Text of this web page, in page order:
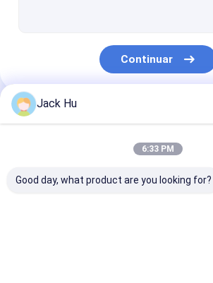
Camión de servicio de lavabo
Autobús del pasajero del aeropuerto
Continuar
Nuestras Categorías
Jack Hu
6:33 PM
Good day, what product are you looking for?